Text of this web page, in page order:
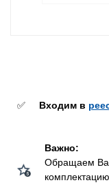
✅ Входим в
Важно:
Обращаем